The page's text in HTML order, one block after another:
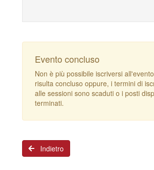
Evento concluso
Non è più possibile iscriversi
risulta concluso oppure, i termini di
alle sessioni sono scaduti o i posti
terminati.
Indietro